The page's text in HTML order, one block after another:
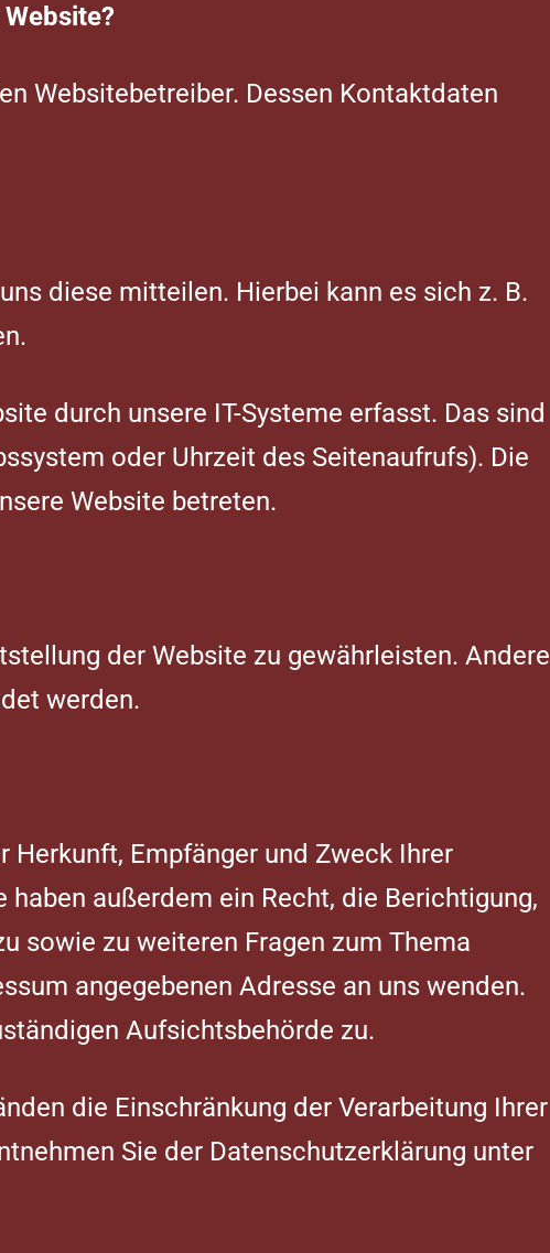
Websitebetreiber. Dessen Kontaktdaten
diese mitteilen. Hierbei kann es sich z. B.
durch unsere IT-Systeme erfasst. Das sind
oder Uhrzeit des Seitenaufrufs). Die
Website betreten.
der Website zu gewährleisten. Andere
werden.
Empfänger und Zweck Ihrer
außerdem ein Recht, die Berichtigung,
sowie zu weiteren Fragen zum Thema
angegebenen Adresse an uns wenden.
Aufsichtsbehörde zu.
die Einschränkung der Verarbeitung Ihrer
Sie der Datenschutzerklärung unter